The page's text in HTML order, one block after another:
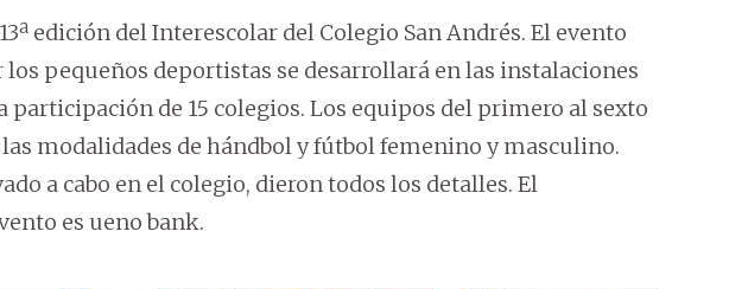
edición del Interescolar del Colegio San Andrés. El evento
pequeños deportistas se desarrollará en las instalaciones
participación de 15 colegios. Los equipos del primero al sexto
modalidades de hándbol y fútbol femenino y masculino.
a cabo en el colegio, dieron todos los detalles. El
es ueno bank.